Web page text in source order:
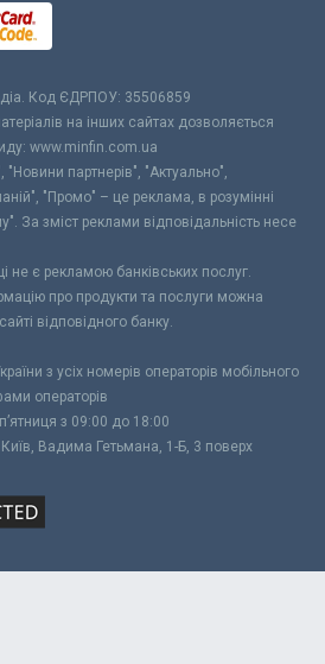
Код ЄДРПОУ: 35506859
на інших сайтах дозволяється
www.minfin.com.ua
партнерів", "Актуально",
"Промо" – це реклама, в розумінні
За зміст реклами відповідальність несе
не є рекламою банківських послуг.
про продукти та послуги можна
відповідного банку.
з усіх номерів операторів мобільного
операторів
з 09:00 до 18:00
Вадима Гетьмана, 1-Б, 3 поверх